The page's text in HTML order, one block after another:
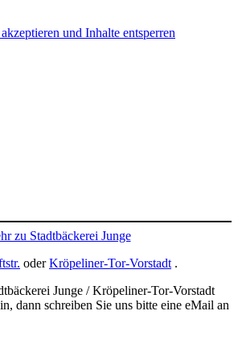
und Inhalte entsperren
zu Stadtbäckerei Junge
oderKröpeliner-Tor-Vorstadt .
Junge / Kröpeliner-Tor-Vorstadt
dann schreiben Sie uns bitte eine eMail an